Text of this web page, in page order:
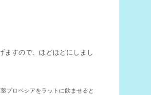
ますので、ほどほどにしまし
プロペシアをラットに飲ませると